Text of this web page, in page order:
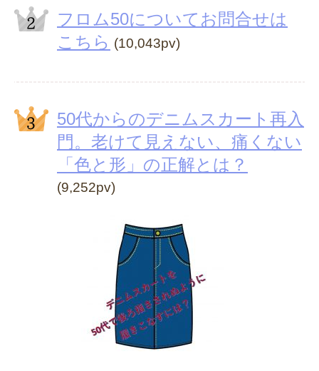
フロム50についてお問合せは
こちら (10,043pv)
50代からのデニムスカート再入
門。老けて見えない、痛くない
「色と形」の正解とは？
(9,252pv)